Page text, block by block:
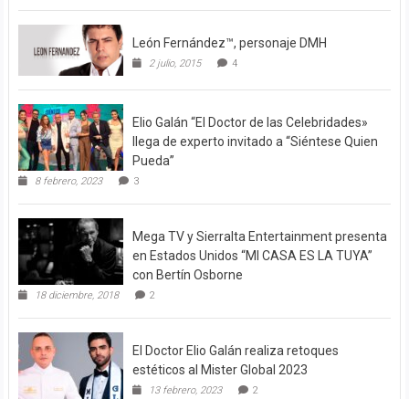
León Fernández™, personaje DMH
2 julio, 2015 4
Elio Galán “El Doctor de las Celebridades»
llega de experto invitado a “Siéntese Quien
Pueda”
8 febrero, 2023 3
Mega TV y Sierralta Entertainment presenta
en Estados Unidos “MI CASA ES LA TUYA”
con Bertín Osborne
18 diciembre, 2018 2
El Doctor Elio Galán realiza retoques
estéticos al Mister Global 2023
13 febrero, 2023 2